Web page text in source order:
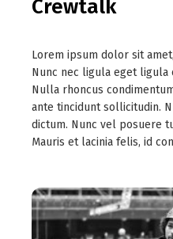
Crewtalk
Lorem ipsum dolor sit
Nunc nec ligula eget
Nulla rhoncus
ante tincidunt sollicitudin.
dictum. Nunc vel posuere
Mauris et lacinia felis, id